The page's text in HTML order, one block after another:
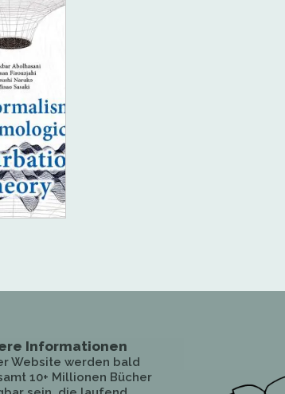
Informationen
Website werden bald
10+ Millionen Bücher